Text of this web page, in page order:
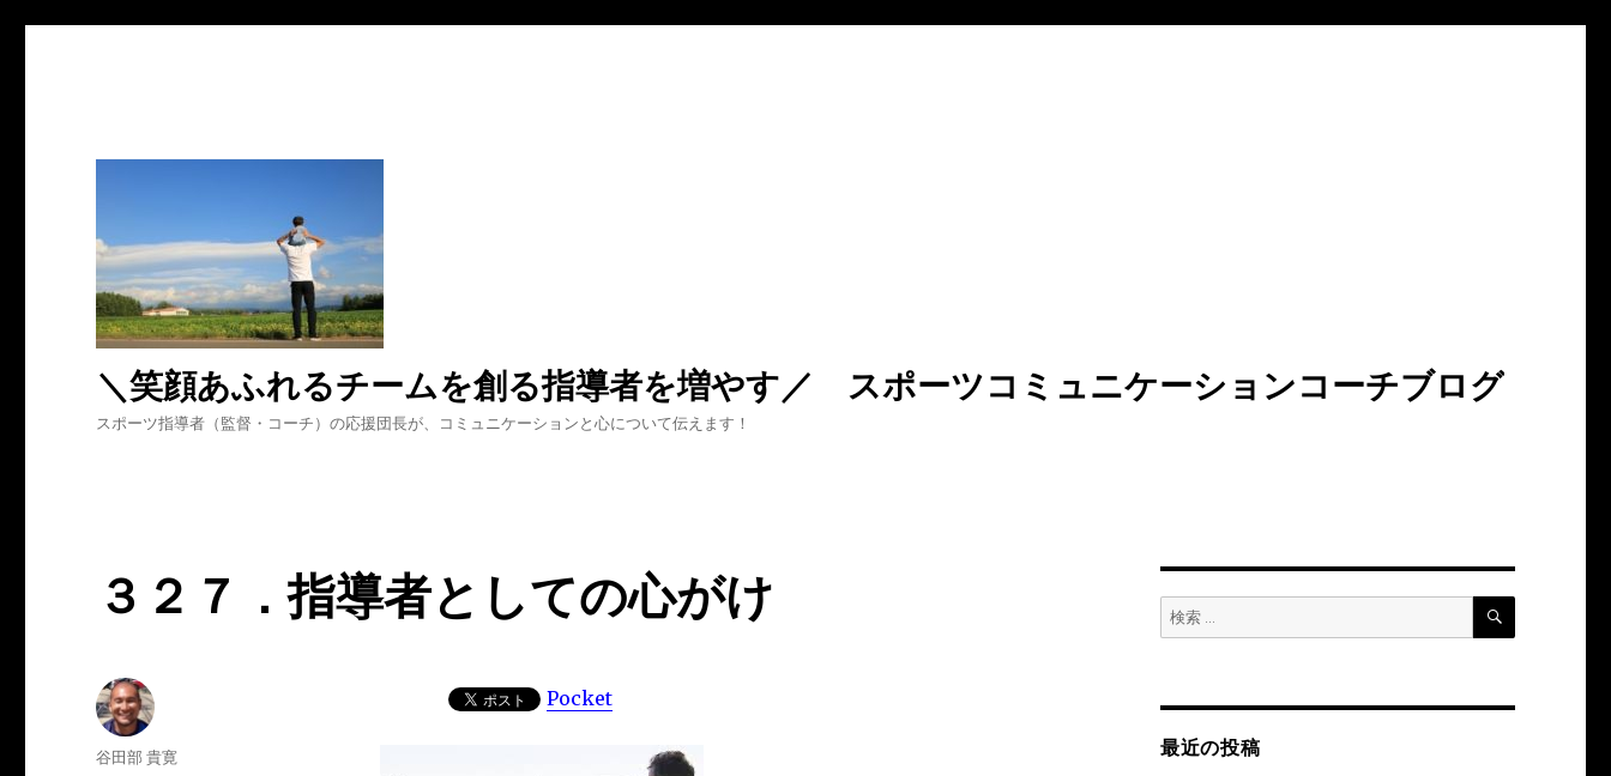
＼笑顔あふれるチームを創る指導者を増やす／ スポーツコミュニケーションコーチブログ
スポーツ指導者（監督・コーチ）の応援団長が、コミュニケーションと心について伝えます！
３２７．指導者としての心がけ
Pocket
投
谷田部 貴寛
検
索:
検
最近の投稿